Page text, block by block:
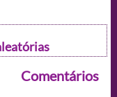
Comentários